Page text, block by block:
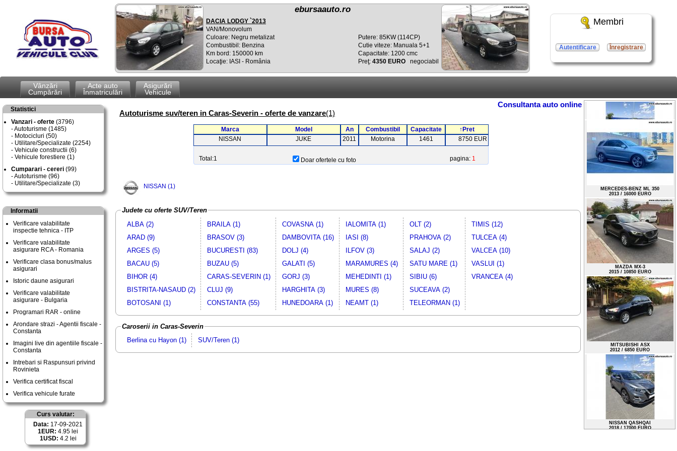
ebursaauto.ro
DACIA LODGY `2013
VAN/Monovolum
Culoare: Negru metalizat
Combustibil: Benzina
Km bord: 150000 km
Locaţie: IASI - România
Putere: 85KW (114CP)
Cutie viteze: Manuala 5+1
Capacitate: 1200 cmc
Preţ: 4350 EURO negociabil
Membri
Autentificare Înregistrare
Vânzări
Cumpărări
Acte auto
Înmatriculări
Asigurări
Vehicule
Statistici
Vanzari - oferte (3796)
Autoturisme (1485)
Motocicluri (50)
Utilitare/Specializate (2254)
Vehicule constructii (6)
Vehicule forestiere (1)
Cumparari - cereri (99)
Autoturisme (96)
Utilitare/Specializate (3)
Informatii
Verificare valabilitate
inspectie tehnica - ITP
Verificare valabilitate
asigurare RCA - Romania
Verificare clasa bonus/malus
asigurari
Istoric daune asigurari
Verificare valabilitate
asigurare - Bulgaria
Programari RAR - online
Arondare strazi - Agentii fiscale -
Constanta
Imagini live din agentiile fiscale -
Constanta
Intrebari si Raspunsuri privind
Rovinieta
Verifica certificat fiscal
Verifica vehicule furate
Curs valutar:
Data: 17-09-2021
1EUR: 4.95 lei
1USD: 4.2 lei
Consultanta auto online
Autoturisme suv/teren in Caras-Severin - oferte de vanzare(1)
Marca Model An Combustibil Capacitate
↑Pret
NISSAN
JUKE 2011 Motorina 1461 8750 EUR
Total:1 Doar ofertele cu foto pagina: 1
NISSAN (1)
Judete cu oferte SUV/Teren
ALBA (2)
ARAD (9)
ARGES (5)
BACAU (5)
BIHOR (4)
BISTRITA-NASAUD (2)
BOTOSANI (1)
BRAILA (1)
BRASOV (3)
BUCURESTI (83)
BUZAU (5)
CARAS-SEVERIN (1)
CLUJ (9)
CONSTANTA (55)
COVASNA (1)
DAMBOVITA (16)
DOLJ (4)
GALATI (5)
GORJ (3)
HARGHITA (3)
HUNEDOARA (1)
IALOMITA (1)
IASI (8)
ILFOV (3)
MARAMURES (4)
MEHEDINTI (1)
MURES (8)
NEAMT (1)
OLT (2)
PRAHOVA (2)
SALAJ (2)
SATU MARE (1)
SIBIU (6)
SUCEAVA (2)
TELEORMAN (1)
TIMIS (12)
TULCEA (4)
VALCEA (10)
VASLUI (1)
VRANCEA (4)
Caroserii in Caras-Severin
Berlina cu Hayon (1)
SUV/Teren (1)
NISSAN QASHQAI
2018 / 17000 EURO
MERCEDES-BENZ ML 350
2013 / 16000 EURO
MAZDA MX-3
2015 / 10850 EURO
MITSUBISHI ASX
2012 / 6850 EURO